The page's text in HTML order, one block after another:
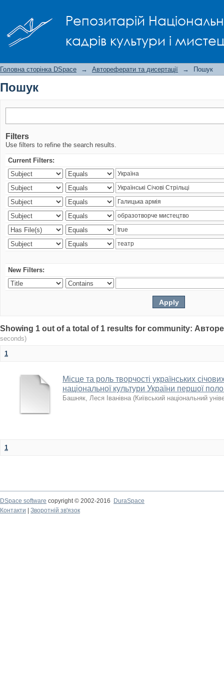
Репозитарій
кадрів культури і
Головна сторінка DSpace → Автореферати та дисертації → Пошук
Пошук
Filters
Use filters to refine the search results.
Current Filters:
New Filters:
Showing 1 out of a total of 1 results for community:
seconds)
1
Місце та роль творчості українських
національної культури України першої
Башняк, Леся Іванівна (Київський національний
1
DSpace software copyright © 2002-2016
DuraSpace
Контакти
Зворотній зв'язок